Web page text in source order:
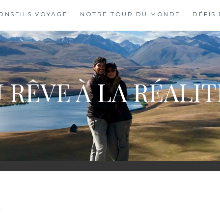
VOYAGE NOTRE TOUR DU MONDE DÉFIS
RÊVE À LA